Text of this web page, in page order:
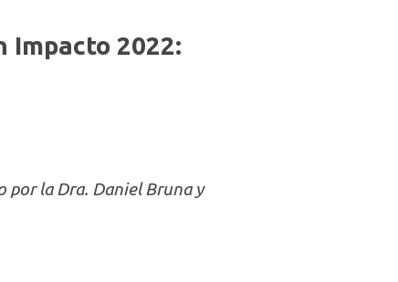
Impacto 2022:
por la Dra. Daniel Bruna y